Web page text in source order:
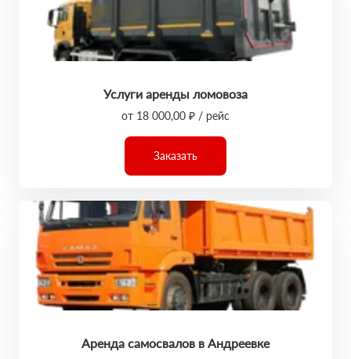
Услуги аренды ломовоза
от 18 000,00 ₽ / рейс
Заказать
Аренда самосвалов в Андреевке